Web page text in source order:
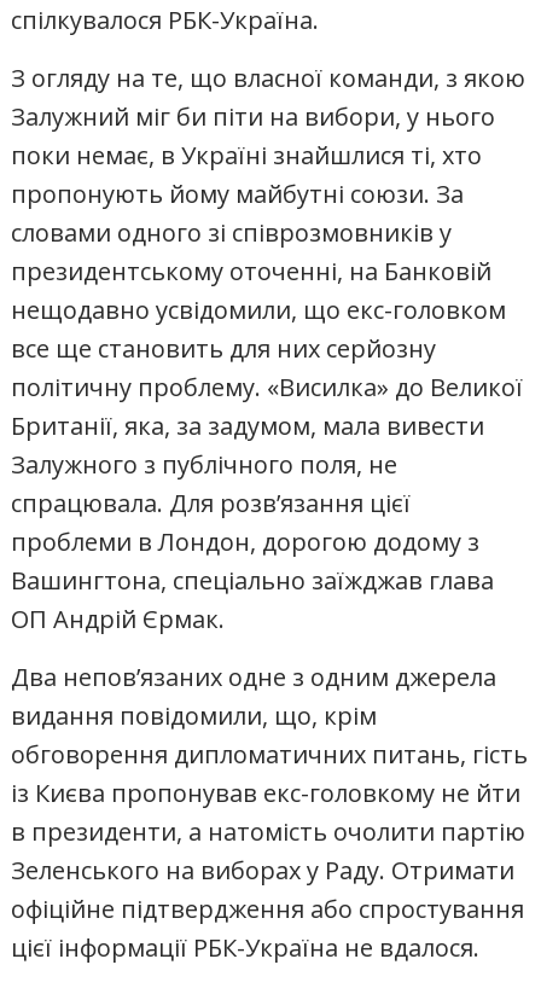
спілкувалося РБК-Україна.
З огляду на те, що власної команди, з якою
Залужний міг би піти на вибори, у нього
поки немає, в Україні знайшлися ті, хто
пропонують йому майбутні союзи. За
словами одного зі співрозмовників у
президентському оточенні, на Банковій
нещодавно усвідомили, що екс-головком
все ще становить для них серйозну
політичну проблему. «Висилка» до Великої
Британії, яка, за задумом, мала вивести
Залужного з публічного поля, не
спрацювала. Для розв’язання цієї
проблеми в Лондон, дорогою додому з
Вашингтона, спеціально заїжджав глава
ОП Андрій Єрмак.
Два непов’язаних одне з одним джерела
видання повідомили, що, крім
обговорення дипломатичних питань, гість
із Києва пропонував екс-головкому не йти
в президенти, а натомість очолити партію
Зеленського на виборах у Раду. Отримати
офіційне підтвердження або спростування
цієї інформації РБК-Україна не вдалося.